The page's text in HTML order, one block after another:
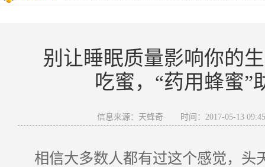
别让睡眠质量影响你的
吃蜜，“药用蜂蜜”
信息来源：天蜂奇 时间：2017-05-13
相信大多数人都有过这个感觉，头